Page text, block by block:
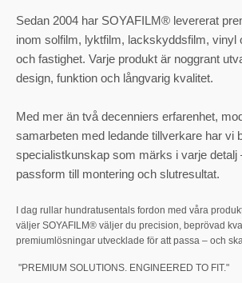
Sedan 2004 har SOYAFILM® levererat
inom solfilm, lyktfilm, lackskyddsfilm, vinyl
och fastighet. Varje produkt är noggrant
design, funktion och långvarig kvalitet.
Med mer än två decenniers erfarenhet,
samarbeten med ledande tillverkare har vi
specialistkunskap som märks i varje detalj
passform till montering och slutresultat.
I dag rullar hundratusentals fordon med våra
väljer SOYAFILM® väljer du precision, beprövad
premiumlösningar utvecklade för att passa – och
"PREMIUM SOLUTIONS. ENGINEERED TO FIT."